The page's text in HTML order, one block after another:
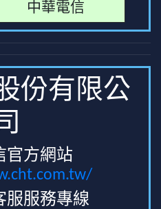
中華電信
份有限公
官方網站
服服務專線